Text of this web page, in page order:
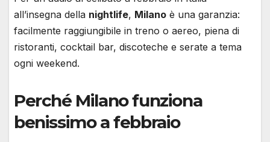
all’insegna della nightlife, Milano è una garanzia:
facilmente raggiungibile in treno o aereo, piena di
ristoranti, cocktail bar, discoteche e serate a tema
ogni weekend.
Perché Milano funziona
benissimo a febbraio